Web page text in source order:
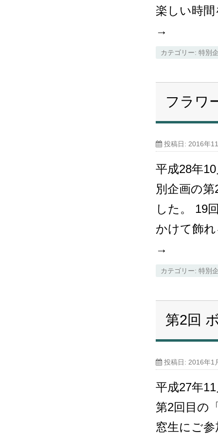
楽しい時
→
カテゴリー: 特別
フラワ
投稿日: 2016年
平成28年
別企画の
した。 19
かけて飾
→
カテゴリー: 特別
第2回
投稿日: 2016年1
平成27年
第2回目の
窓生にご